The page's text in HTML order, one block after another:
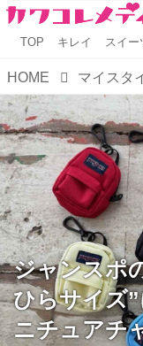
TOP キレイ スイー
HOME マイスタ
ジャンスポ
ひらサイズ
ニチュアチ